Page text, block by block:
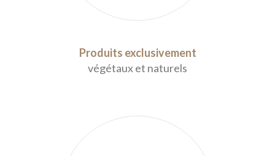
Produits exclusivement
végétaux et naturels